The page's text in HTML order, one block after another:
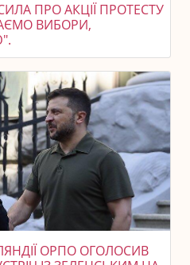
ПРО АКЦІЇ ПРОТЕСТУ
ВИБОРИ,
ОРПО ОГОЛОСИВ